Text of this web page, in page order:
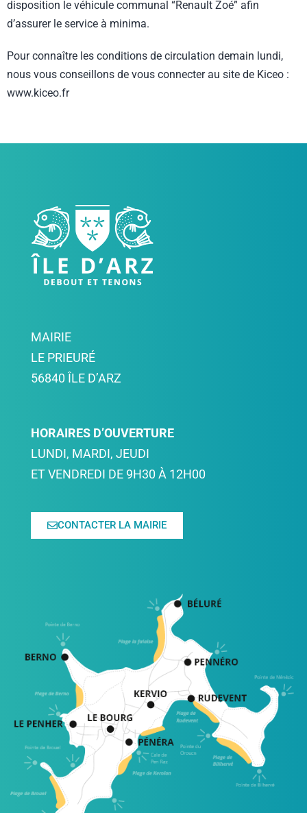
disposition le véhicule communal “Renault Zoé” afin
d’assurer le service à minima.
Pour connaître les conditions de circulation demain lundi,
nous vous conseillons de vous connecter au site de Kiceo :
www.kiceo.fr
MAIRIE
LE PRIEURÉ
56840 ÎLE D’ARZ
HORAIRES D’OUVERTURE
LUNDI, MARDI, JEUDI
ET VENDREDI DE 9H30 À 12H00
CONTACTER LA MAIRIE